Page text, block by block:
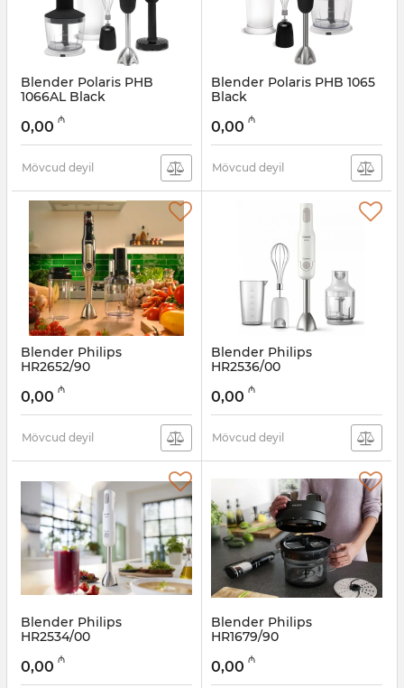
Blender Polaris PHB
1066AL Black
005038433
0,00 ₼
Mövcud deyil
Blender Polaris PHB 1065
Black
005038432
0,00 ₼
Mövcud deyil
Blender Philips
HR2652/90
005038431
0,00 ₼
Mövcud deyil
Blender Philips
HR2536/00
005038430
0,00 ₼
Mövcud deyil
Blender Philips
HR2534/00
005038429
0,00 ₼
Blender Philips
HR1679/90
005038428
0,00 ₼